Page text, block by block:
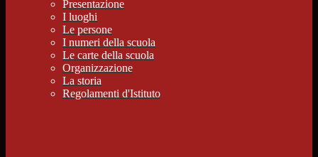
Presentazione
I luoghi
Le persone
I numeri della scuola
Le carte della scuola
Organizzazione
La storia
Regolamenti d'Istituto